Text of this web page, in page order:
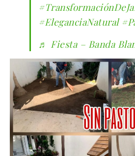
#EleganciaNatural
♬ Fiesta – Banda